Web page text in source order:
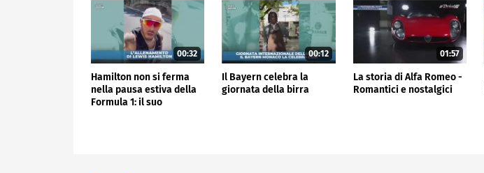
00:32
Hamilton non si ferma
nella pausa estiva della
Formula 1: il suo
00:12
Il Bayern celebra la
giornata della birra
01:57
La storia di Alfa Romeo -
Romantici e nostalgici